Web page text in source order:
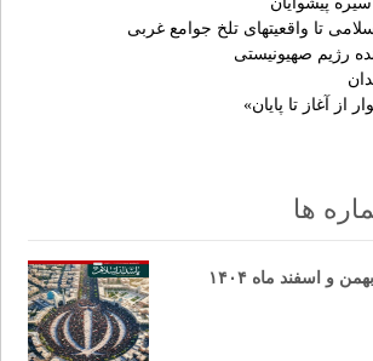
تا واقعيت‏هاى تلخ جوامع غربى‏
رژيم صهيونيستى‏
از آغاز تا پايان»
ها